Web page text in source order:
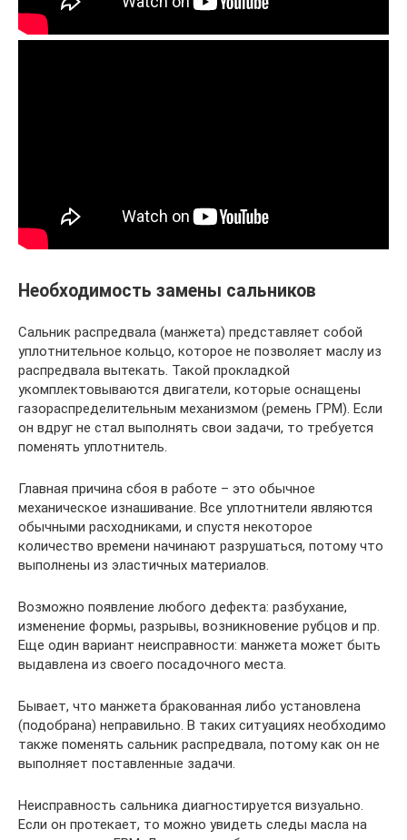
Необходимость замены сальников
Сальник распредвала (манжета) представляет собой
уплотнительное кольцо, которое не позволяет маслу из
распредвала вытекать. Такой прокладкой
укомплектовываются двигатели, которые оснащены
газораспределительным механизмом (ремень ГРМ). Если
он вдруг не стал выполнять свои задачи, то требуется
поменять уплотнитель.
Главная причина сбоя в работе – это обычное
механическое изнашивание. Все уплотнители являются
обычными расходниками, и спустя некоторое
количество времени начинают разрушаться, потому что
выполнены из эластичных материалов.
Возможно появление любого дефекта: разбухание,
изменение формы, разрывы, возникновение рубцов и пр.
Еще один вариант неисправности: манжета может быть
выдавлена из своего посадочного места.
Бывает, что манжета бракованная либо установлена
(подобрана) неправильно. В таких ситуациях необходимо
также поменять сальник распредвала, потому как он не
выполняет поставленные задачи.
Неисправность сальника диагностируется визуально.
Если он протекает, то можно увидеть следы масла на